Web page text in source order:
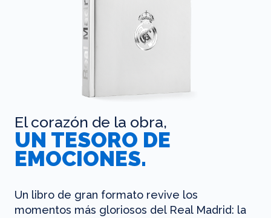
El corazón de la obra,
UN TESORO DE
EMOCIONES.
Un libro de gran formato revive los
momentos más gloriosos del Real Madrid: la